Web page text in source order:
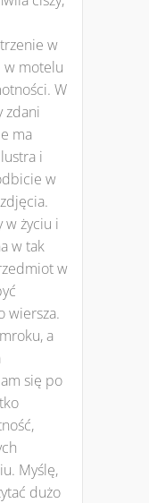
w
w motelu
W
zdani
ma
i
w
w życiu i
w tak
w
wiersza.
a
się po
Myślę,
dużo